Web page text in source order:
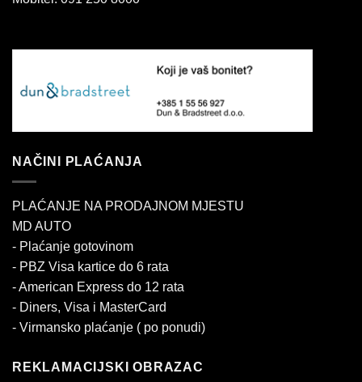
NAČINI PLAĆANJA
PLAĆANJE NA PRODAJNOM MJESTU
MD AUTO
- Plaćanje gotovinom
- PBZ Visa kartice do 6 rata
- American Express do 12 rata
- Diners, Visa i MasterCard
- Virmansko plaćanje ( po ponudi)
REKLAMACIJSKI OBRAZAC